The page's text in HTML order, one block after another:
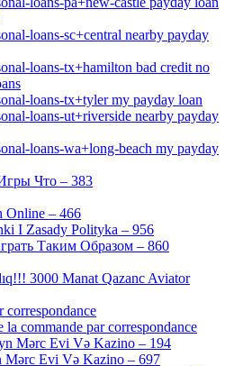
loans-sc+central nearby payday
loans-tx+hamilton bad credit no
loans-tx+tyler my payday loan
loans-ut+riverside nearby payday
loans-wa+long-beach my payday
Что – 383
Online – 466
I Zasady Polityka – 956
Таким Образом – 860
3000 Manat Qazanc Aviator
correspondance
la commande par correspondance
Mərc Evi Və Kazino – 194
Mərc Evi Və Kazino – 697